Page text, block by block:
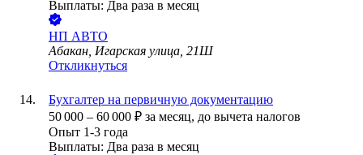
Выплаты: Два раза в месяц
НП АВТО
Абакан, Игарская улица, 21Ш
Откликнуться
Бухгалтер на первичную документацию
50 000 – 60 000 ₽ за месяц, до вычета налогов
Опыт 1-3 года
Выплаты: Два раза в месяц